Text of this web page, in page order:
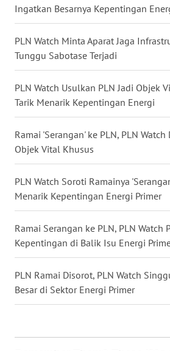
Ingatkan Besarnya Kepentingan
PLN Watch Minta Aparat Jaga
Tunggu Sabotase Terjadi
PLN Watch Usulkan PLN Jadi Objek
Tarik Menarik Kepentingan Energi
Ramai 'Serangan' ke PLN, PLN
Objek Vital Khusus
PLN Watch Soroti Ramainya
Menarik Kepentingan Energi Primer
Ramai Serangan ke PLN, PLN Watch
Kepentingan di Balik Isu Energi
PLN Ramai Disorot, PLN Watch
Besar di Sektor Energi Primer
WN
LANGKAT
WN
TAPANULI
LESUNG
KARO
SIMALUNGUN
WN
LABUHANBATU
WN